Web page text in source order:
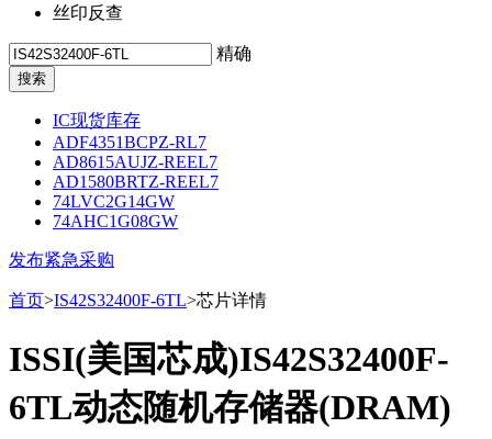
丝印反查
精确
IC现货库存
ADF4351BCPZ-RL7
AD8615AUJZ-REEL7
AD1580BRTZ-REEL7
74LVC2G14GW
74AHC1G08GW
发布紧急采购
首页>IS42S32400F-6TL>芯片详情
ISSI(美国芯成)IS42S32400F-
6TL动态随机存储器(DRAM)